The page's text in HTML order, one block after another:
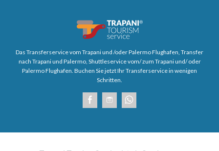
Das Transferservice vom Trapani und /oder Palermo Flughafen, Transfer
nach Trapani und Palermo, Shuttleservice vom/ zum Trapani und/ oder
Palermo Flughafen. Buchen Sie jetzt Ihr Transferservice in wenigen
Schritten.